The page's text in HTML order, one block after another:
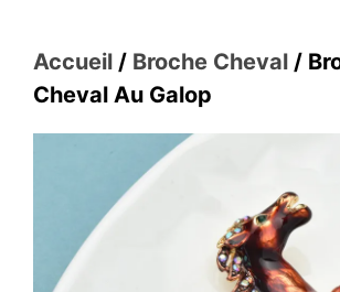
Accueil / Broche Cheval /
Cheval Au Galop